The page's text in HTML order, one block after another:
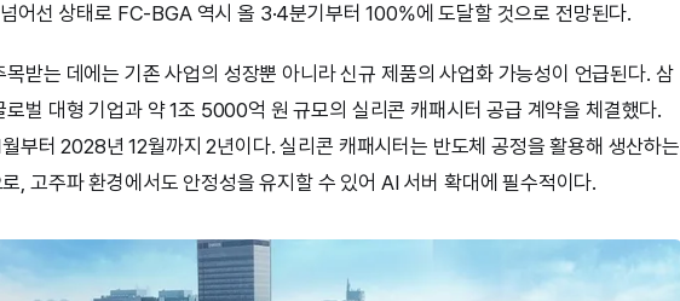
어선 상태로 FC-BGA 역시 올 3·4분기부터 100%에 도달할 것으로 전망된다.
목받는 데에는 기존 사업의 성장뿐 아니라 신규 제품의 사업화 가능성이 언급된다. 삼
로벌 대형 기업과 약 1조 5000억 원 규모의 실리콘 캐패시터 공급 계약을 체결했다.
부터 2028년 12월까지 2년이다. 실리콘 캐패시터는 반도체 공정을 활용해 생산하는
, 고주파 환경에서도 안정성을 유지할 수 있어 AI 서버 확대에 필수적이다.